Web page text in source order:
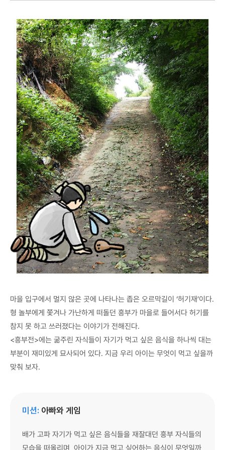
마을 입구에서 멀지 않은 곳에 나타나는 좁은 오르막길이 ‘허기재’이다.
형 놀부에게 쫓겨나 가난하게 떠돌던 흥부가 마을로 들어서다 허기를
참지 못 하고 쓰러졌다는 이야기가 전해진다.
<흥부전>에는 굶주린 자식들이 자기가 먹고 싶은 음식을 하나씩 대는
부분이 재미있게 묘사되어 있다. 지금 우리 아이는 무엇이 먹고 싶을까
맞춰 보자.
미션: 아빠와 게임
배가 고파 자기가 먹고 싶은 음식들을 재잘대던 흥부 자식들의